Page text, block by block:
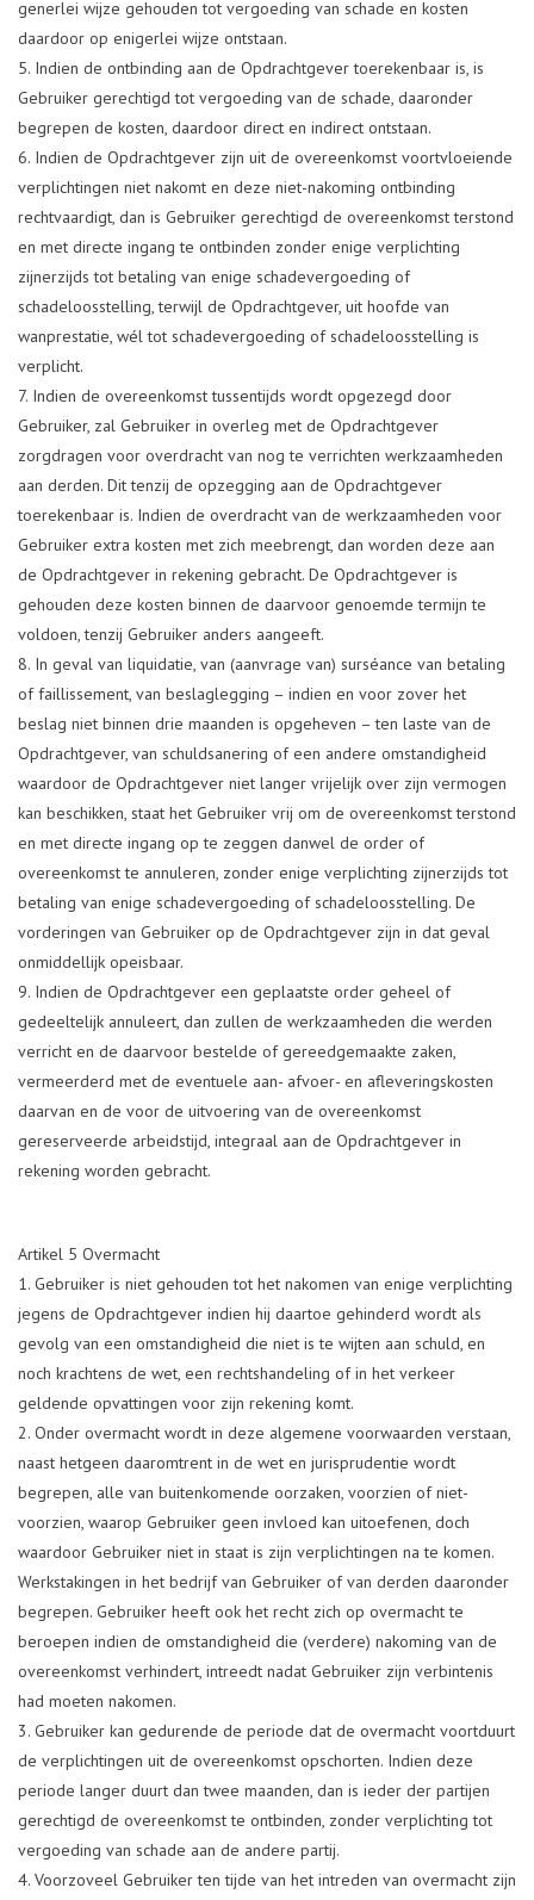
generlei wijze gehouden tot vergoeding van schade en kosten
daardoor op enigerlei wijze ontstaan.
Indien de ontbinding aan de Opdrachtgever toerekenbaar is, is
Gebruiker gerechtigd tot vergoeding van de schade, daaronder
begrepen de kosten, daardoor direct en indirect ontstaan.
Indien de Opdrachtgever zijn uit de overeenkomst voortvloeiende
verplichtingen niet nakomt en deze niet-nakoming ontbinding
rechtvaardigt, dan is Gebruiker gerechtigd de overeenkomst terstond
en met directe ingang te ontbinden zonder enige verplichting
zijnerzijds tot betaling van enige schadevergoeding of
schadeloosstelling, terwijl de Opdrachtgever, uit hoofde van
wanprestatie, wél tot schadevergoeding of schadeloosstelling is
verplicht.
Indien de overeenkomst tussentijds wordt opgezegd door
Gebruiker, zal Gebruiker in overleg met de Opdrachtgever
zorgdragen voor overdracht van nog te verrichten werkzaamheden
aan derden. Dit tenzij de opzegging aan de Opdrachtgever
toerekenbaar is. Indien de overdracht van de werkzaamheden voor
Gebruiker extra kosten met zich meebrengt, dan worden deze aan
de Opdrachtgever in rekening gebracht. De Opdrachtgever is
gehouden deze kosten binnen de daarvoor genoemde termijn te
voldoen, tenzij Gebruiker anders aangeeft.
In geval van liquidatie, van (aanvrage van) surséance van betaling
of faillissement, van beslaglegging – indien en voor zover het
beslag niet binnen drie maanden is opgeheven – ten laste van de
Opdrachtgever, van schuldsanering of een andere omstandigheid
waardoor de Opdrachtgever niet langer vrijelijk over zijn vermogen
kan beschikken, staat het Gebruiker vrij om de overeenkomst terstond
en met directe ingang op te zeggen danwel de order of
overeenkomst te annuleren, zonder enige verplichting zijnerzijds tot
betaling van enige schadevergoeding of schadeloosstelling. De
vorderingen van Gebruiker op de Opdrachtgever zijn in dat geval
onmiddellijk opeisbaar.
Indien de Opdrachtgever een geplaatste order geheel of
gedeeltelijk annuleert, dan zullen de werkzaamheden die werden
verricht en de daarvoor bestelde of gereedgemaakte zaken,
vermeerderd met de eventuele aan- afvoer- en afleveringskosten
daarvan en de voor de uitvoering van de overeenkomst
gereserveerde arbeidstijd, integraal aan de Opdrachtgever in
rekening worden gebracht.
Artikel 5 Overmacht
Gebruiker is niet gehouden tot het nakomen van enige verplichting
jegens de Opdrachtgever indien hij daartoe gehinderd wordt als
gevolg van een omstandigheid die niet is te wijten aan schuld, en
noch krachtens de wet, een rechtshandeling of in het verkeer
geldende opvattingen voor zijn rekening komt.
Onder overmacht wordt in deze algemene voorwaarden verstaan,
naast hetgeen daaromtrent in de wet en jurisprudentie wordt
begrepen, alle van buitenkomende oorzaken, voorzien of niet-
voorzien, waarop Gebruiker geen invloed kan uitoefenen, doch
waardoor Gebruiker niet in staat is zijn verplichtingen na te komen.
Werkstakingen in het bedrijf van Gebruiker of van derden daaronder
begrepen. Gebruiker heeft ook het recht zich op overmacht te
beroepen indien de omstandigheid die (verdere) nakoming van de
overeenkomst verhindert, intreedt nadat Gebruiker zijn verbintenis
had moeten nakomen.
Gebruiker kan gedurende de periode dat de overmacht voortduurt
de verplichtingen uit de overeenkomst opschorten. Indien deze
periode langer duurt dan twee maanden, dan is ieder der partijen
gerechtigd de overeenkomst te ontbinden, zonder verplichting tot
vergoeding van schade aan de andere partij.
Voorzoveel Gebruiker ten tijde van het intreden van overmacht zijn